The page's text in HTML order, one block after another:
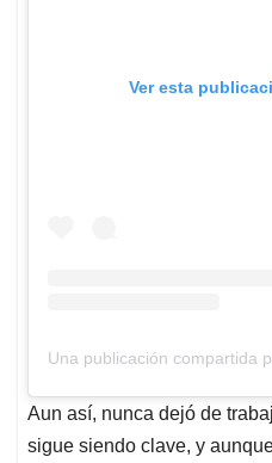
Ver esta
Una publicación compartida
Aun así, nunca dejó de
sigue siendo clave, y